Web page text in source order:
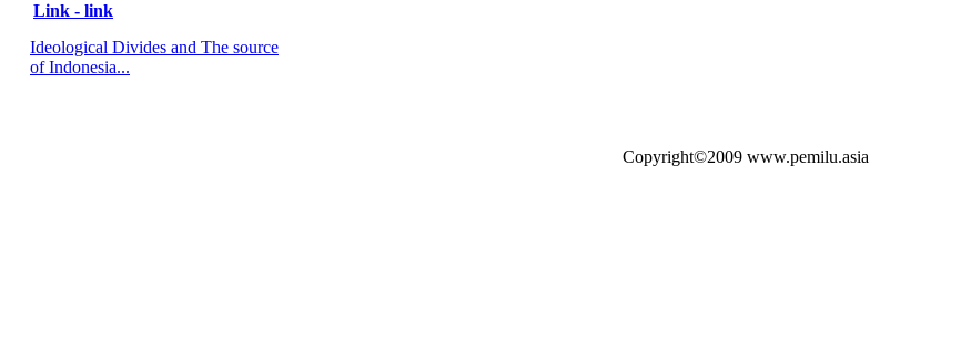
Link - link
Ideological Divides and The source
of Indonesia...
Copyright©2009 www.pemilu.asia